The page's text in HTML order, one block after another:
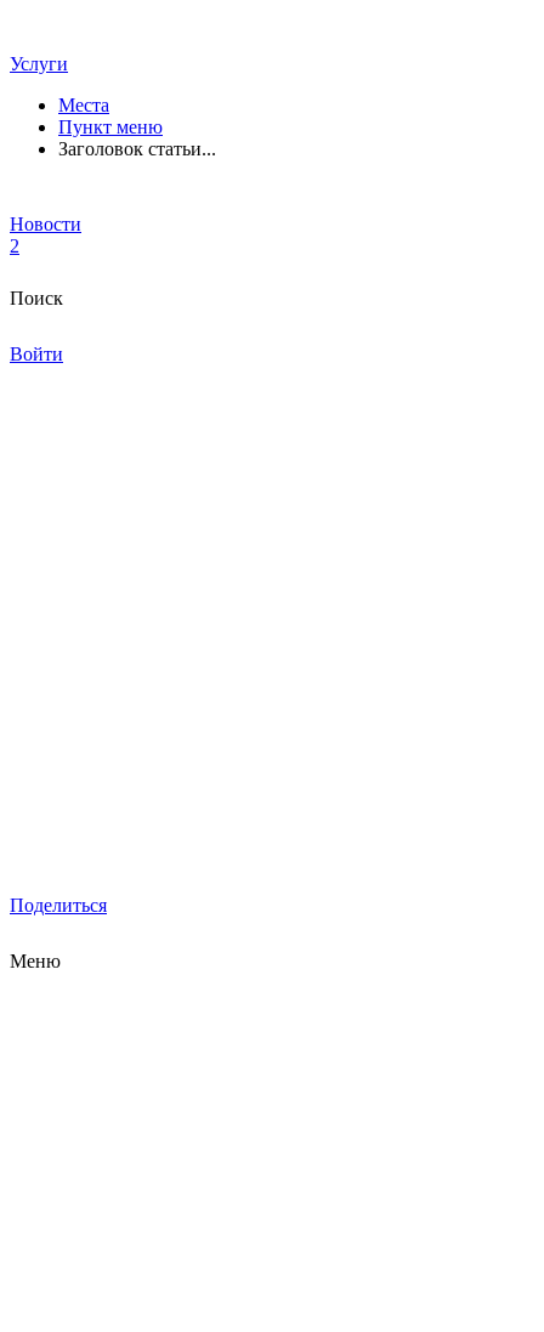
Услуги
Места
Пункт меню
Заголовок статьи...
Новости
2
Поиск
Войти
Поделиться
Меню